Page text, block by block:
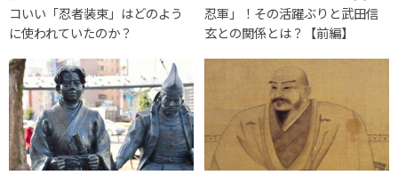
コいい「忍者装束」はどのよう
に使われていたのか？
忍軍」！その活躍ぶりと武田信
玄との関係とは？【前編】